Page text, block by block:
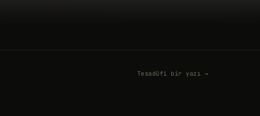
Tesadüfi bir yazı →